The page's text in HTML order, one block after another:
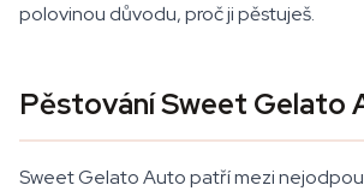
polovinou důvodu, proč ji pěstuješ.
Pěstování Sweet Gelato
Sweet Gelato Auto patří mezi